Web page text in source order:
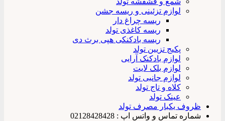
لوازم تزئینی و ریسه جشن
ریسه چراغ دار
ریسه کاغذی تولد
ریسه بادکنکی هپی برث دی
پکیج تزیین تولد
لوازم بادکنک آرایی
لوازم بلک لایت
لوازم جانبی تولد
کلاه و تاج تولد
عینک تولد
ظروف یکبار مصرف تولد
شماره تماس و واتس اپ : 02128428428